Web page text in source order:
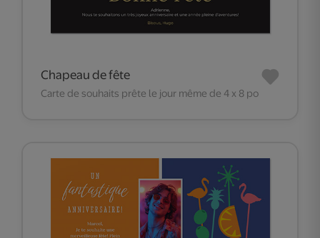
Chapeau de fête
Carte de souhaits prête le jour même de 4 x 8 po